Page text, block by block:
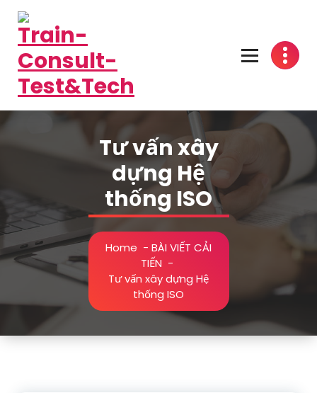
content
Tư vấn xây
dựng Hệ
thống ISO
Home - BÀI VIẾT CẢI
TIẾN -
Tư vấn xây dựng Hệ
thống ISO